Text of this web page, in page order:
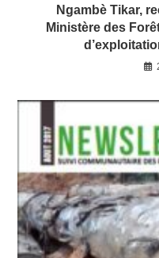
Ngambè Tikar,
Ministère des